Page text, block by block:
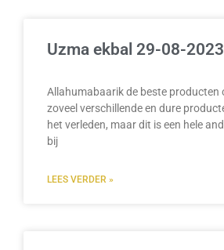
Uzma ekbal 29-08-2023
Allahumabaarik de beste producten
zoveel verschillende en dure
het verleden, maar dit is een hele
bij
LEES VERDER »